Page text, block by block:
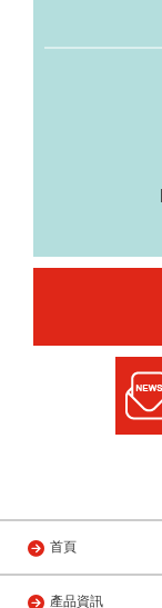
首頁
產品資訊